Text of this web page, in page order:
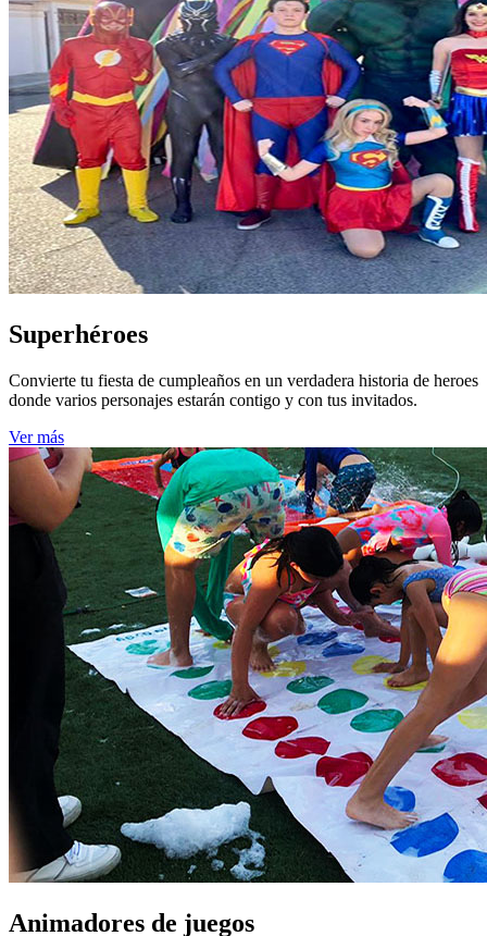
Superhéroes
Convierte tu fiesta de cumpleaños en un verdadera historia de heroes
donde varios personajes estarán contigo y con tus invitados.
Ver más
Animadores de juegos